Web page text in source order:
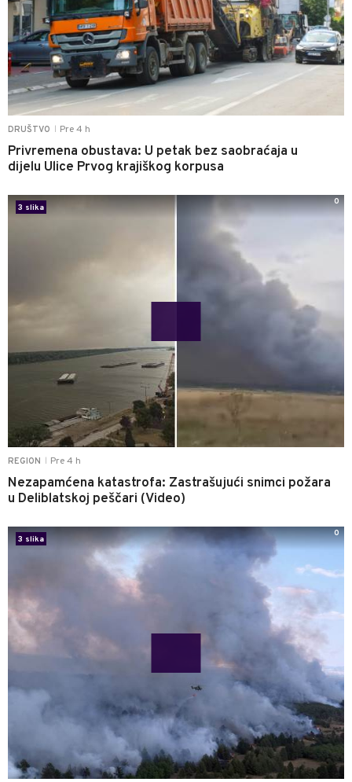
DRUŠTVO Pre 4 h
Privremena obustava: U petak bez saobraćaja u
dijelu Ulice Prvog krajiškog korpusa
REGION Pre 4 h
Nezapamćena katastrofa: Zastrašujući snimci požara
u Deliblatskoj peščari (Video)
3 slika
0
3 slika
0